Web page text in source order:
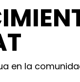
en la